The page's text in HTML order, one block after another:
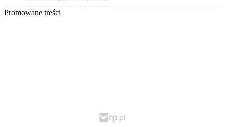
Promowane treści